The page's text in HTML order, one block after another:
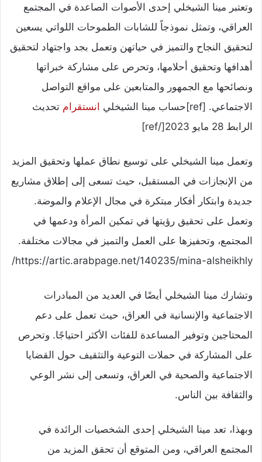
وتعتبر مينا الشيخلي إحدى الأصوات الصاعدة في المجتمع
العراقي، وتمثل نموذجاً للشابات الطموحات اللواتي يسعين
لتحقيق النجاح والتميز في حياتهن وتعمل بجد واجتهاد لتحقيق
أهدافها وتحقيق أحلامها، وتحرص على مشاركة خبراتها
ونصائحها مع الجمهور والمتابعين على مواقع التواصل
الاجتماعي. [ref]حساب مينا الشيخلي
انستقرام تحديث
الرابط 28 مايو 2023[/ref]
وتعمل مينا الشيخلي على توسيع نطاق عملها وتحقيق المزيد
من الإنجازات في المستقبل، حيث تسعى إلى إطلاق مشاريع
جديدة وابتكار أفكار مبتكرة في مجال الإعلام والموضة.
وتعمل على تحقيق رؤيتها في تمكين المرأة ودعمها في
المجتمع، وتحفيزها على العمل والتميز في مجالات مختلفة.
https://artic.arabpage.net/140235/mina-alsheikhly/
وتشارك مينا الشيخلي أيضًا في العديد من المبادرات
الاجتماعية والإنسانية في العراق، حيث تعمل على دعم
المحتاجين وتوفير المساعدة للفئات الأكثر احتياجًا. وتحرص
على المشاركة في حملات التوعية والتثقيف حول القضايا
الاجتماعية والصحية في العراق، وتسعى إلى نشر الوعي
والثقافة بين الناس.
وبهذا، تعد مينا الشيخلي إحدى الشخصيات الرائدة في
المجتمع العراقي، ومن المتوقع أن تحقق المزيد من